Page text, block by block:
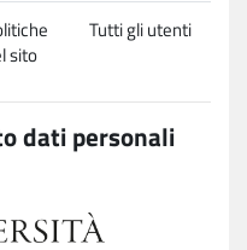
sito
Tutti gli utenti
dati personali